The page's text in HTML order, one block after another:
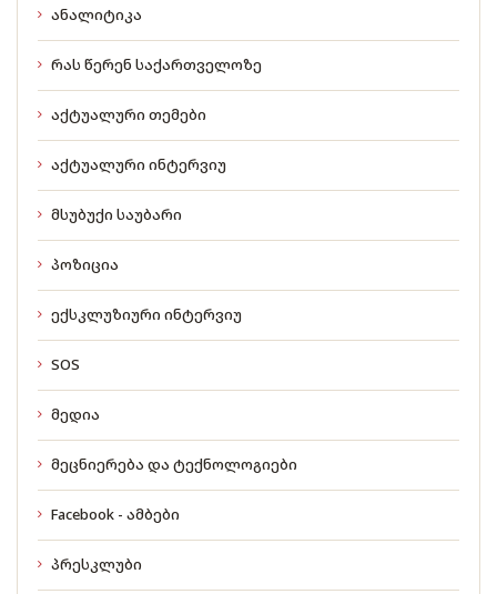
ანალიტიკა
რას წერენ საქართველოზე
აქტუალური თემები
აქტუალური ინტერვიუ
მსუბუქი საუბარი
პოზიცია
ექსკლუზიური ინტერვიუ
SOS
მედია
მეცნიერება და ტექნოლოგიები
Facebook - ამბები
პრესკლუბი